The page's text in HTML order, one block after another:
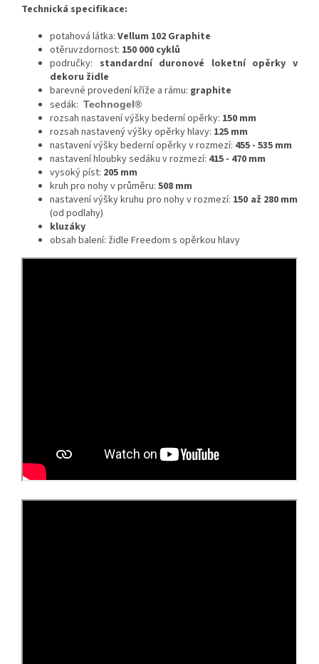
Technická specifikace:
potahová látka: Vellum 102 Graphite
otěruvzdornost: 150 000 cyklů
područky: standardní duronové loketní opěrky v
dekoru židle
barevné provedení kříže a rámu: graphite
sedák: Technogel®
rozsah nastavení výšky bederní opěrky: 150 mm
rozsah nastavený výšky opěrky hlavy: 125 mm
nastavení výšky bederní opěrky v rozmezí: 455 - 535 mm
nastavení hloubky sedáku v rozmezí: 415 - 470 mm
vysoký píst: 205 mm
kruh pro nohy v průměru: 508 mm
nastavení výšky kruhu pro nohy v rozmezí: 150 až 280 mm
(od podlahy)
kluzáky
obsah balení: židle Freedom s opěrkou hlavy